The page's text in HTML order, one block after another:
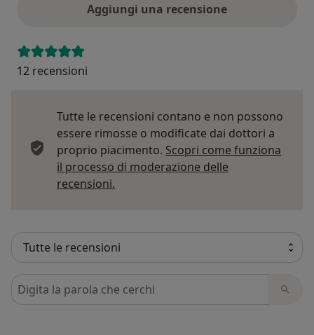
Aggiungi una recensione
12 recensioni
Tutte le recensioni contano e non possono
essere rimosse o modificate dai dottori a
proprio piacimento. Scopri come funziona
il processo di moderazione delle
recensioni.
Cerca nelle recensioni